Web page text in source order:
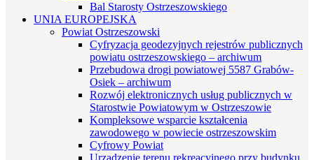
Bal Starosty Ostrzeszowskiego
UNIA EUROPEJSKA
Powiat Ostrzeszowski
Cyfryzacja geodezyjnych rejestrów publicznych
powiatu ostrzeszowskiego – archiwum
Przebudowa drogi powiatowej 5587 Grabów-
Osiek – archiwum
Rozwój elektronicznych usług publicznych w
Starostwie Powiatowym w Ostrzeszowie
Kompleksowe wsparcie kształcenia
zawodowego w powiecie ostrzeszowskim
Cyfrowy Powiat
Urządzenie terenu rekreacyjnego przy budynku